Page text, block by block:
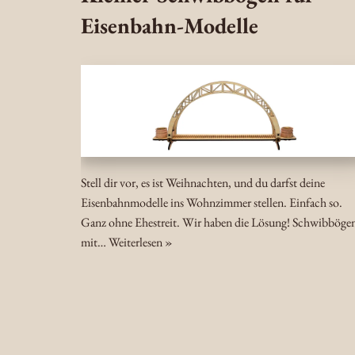
Eisenbahn-Modelle
Stell dir vor, es ist Weihnachten, und du darfst deine
Eisenbahnmodelle ins Wohnzimmer stellen. Einfach so.
Ganz ohne Ehestreit. Wir haben die Lösung!
mit…Weiterlesen »